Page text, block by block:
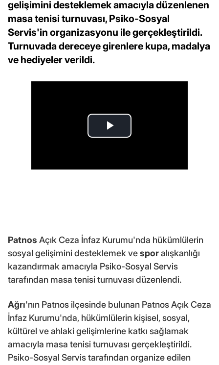
gelişimini desteklemek amacıyla düzenlenen
masa tenisi turnuvası, Psiko-Sosyal
Servis'in organizasyonu ile gerçekleştirildi.
Turnuvada dereceye girenlere kupa, madalya
ve hediyeler verildi.
Patnos Açık Ceza İnfaz Kurumu'nda hükümlülerin
sosyal gelişimini desteklemek vesporalışkanlığı
kazandırmak amacıyla Psiko-Sosyal Servis
tarafından masa tenisi turnuvası düzenlendi.
Ağrı'nın Patnos ilçesinde bulunan Patnos Açık Ceza
İnfaz Kurumu'nda, hükümlülerin kişisel, sosyal,
kültürel ve ahlaki gelişimlerine katkı sağlamak
amacıyla masa tenisi turnuvası gerçekleştirildi.
Psiko-Sosyal Servis tarafından organize edilen